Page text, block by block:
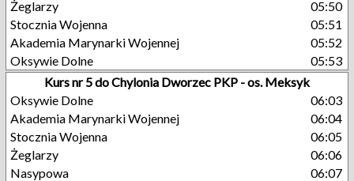
Żeglarzy
05:50
Stocznia Wojenna
05:51
Akademia Marynarki Wojennej
05:52
Oksywie Dolne
05:53
Kurs nr 5 do Chylonia Dworzec PKP - os. Meksyk
Oksywie Dolne
06:03
Akademia Marynarki Wojennej
06:04
Stocznia Wojenna
06:05
Żeglarzy
06:06
Nasypowa
06:07